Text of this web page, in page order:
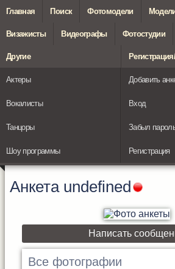
Главная Поиск Фотомодели
Визажисты Видеографы Фотостудии
Другие
Актеры
Вокалисты
Танцоры
Шоу программы
Добавить
Вход
Забыл
Регистрация
Анкета undefined
Написать
Все фотографии